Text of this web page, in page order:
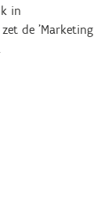
in
de 'Marketing